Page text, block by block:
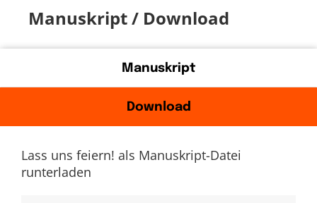
Manuskript / Download
Manuskript
Download
Lass uns feiern! als Manuskript-Datei
runterladen